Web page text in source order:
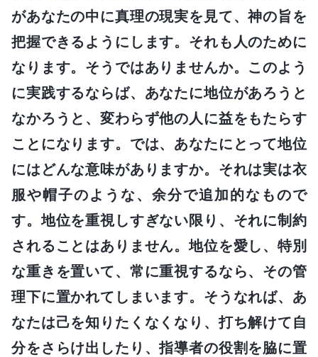
があなたの中に真理の現実を見て、神の旨を
把握できるようにします。それも人のために
なります。そうではありませんか。このよう
に実践するならば、あなたに地位があろうと
なかろうと、変わらず他の人に益をもたらす
ことになります。では、あなたにとって地位
にはどんな意味がありますか。それは実は衣
服や帽子のような、余分で追加的なもので
す。地位を重視しすぎない限り、それに制約
されることはありません。地位を愛し、特別
な重きを置いて、常に重視するなら、その管
理下に置かれてしまいます。そうなれば、あ
なたは己を知りたくなくなり、打ち解けて自
分をさらけ出したり、指導者の役割を脇に置